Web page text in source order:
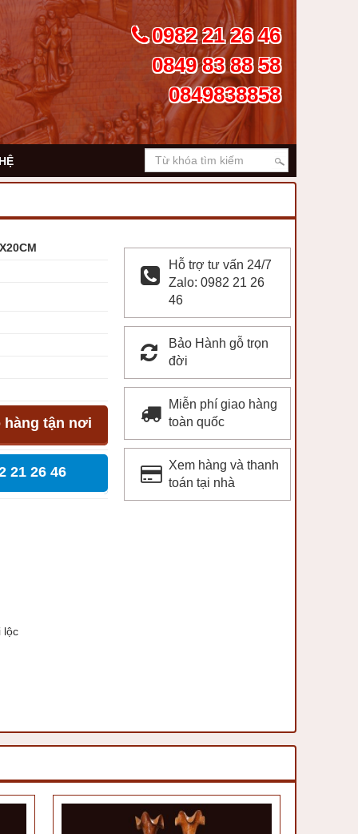
0982 21 26 46
0849 83 88 58
0849838858
tận nơi
21 26 46
Hỗ trợ tư vấn 24/7
Zalo: 0982 21 26
46
Bảo Hành gỗ trọn
đời
Miễn phí giao hàng
toàn quốc
Xem hàng và thanh
toán tại nhà
lộc